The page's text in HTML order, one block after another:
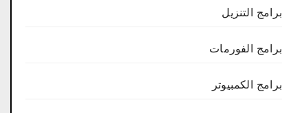
برامج التنزيل
برامج الفورمات
برامج الكمبيوتر